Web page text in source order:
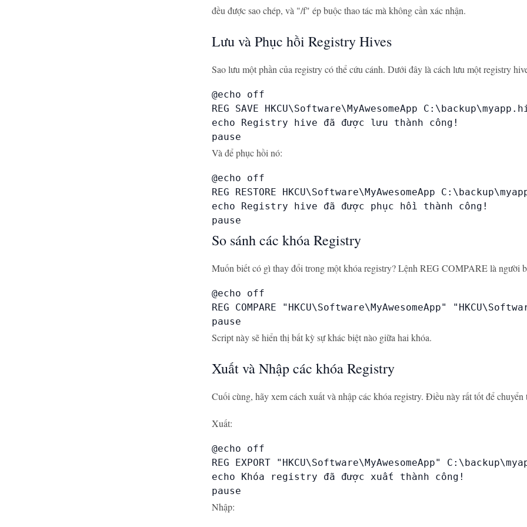
đều được sao chép, và "/f" ép buộc thao tác mà không cần xác nhận.
Lưu và Phục hồi Registry Hives
Sao lưu một phần của registry có thể cứu cánh. Dưới đây là cách lưu một registry
@echo off
REG SAVE HKCU\Software\MyAwesomeApp
echo Registry hive đã được lưu thành công!
pause
Và để phục hồi nó:
@echo off
REG RESTORE HKCU\Software\MyAwesomeApp
echo Registry hive đã được phục hồi thành công!
pause
So sánh các khóa Registry
Muốn biết có gì thay đổi trong một khóa registry? Lệnh REG COMPARE là người
@echo off
REG COMPARE "HKCU\Software\MyAwesomeApp"
pause
Script này sẽ hiển thị bất kỳ sự khác biệt nào giữa hai khóa.
Xuất và Nhập các khóa Registry
Cuối cùng, hãy xem cách xuất và nhập các khóa registry. Điều này rất tốt để
Xuất:
@echo off
REG EXPORT "HKCU\Software\MyAwesomeApp"
echo Khóa registry đã được xuất thành công!
pause
Nhập: